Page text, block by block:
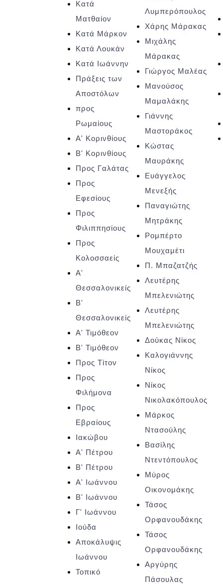
Κατά
Ματθαίον
Κατά Μάρκον
Κατά Λουκάν
Κατά Ιωάννην
Πράξεις των
Αποστόλων
προς
Ρωμαίους
Α' Κορινθίους
Β' Κορινθίους
Προς Γαλάτας
Προς
Εφεσίους
Προς
Φιλιππησίους
Προς
Κολοσσαείς
Α'
Θεσσαλονικείς
Β'
Θεσσαλονικείς
Α' Τιμόθεον
Β' Τιμόθεον
Προς Τίτον
Προς
Φιλήμονα
Προς
Εβραίους
Ιακώβου
Α' Πέτρου
Β' Πέτρου
Α' Ιωάννου
Β' Ιωάννου
Γ' Ιωάννου
Ιούδα
Αποκάλυψις
Ιωάννου
Τοπικό
Λυμπερόπουλος
Xάρης Μάρακας
Μιχάλης
Μάρακας
Γιώργος Μαλέας
Μανούσος
Μαμαλάκης
Γιάννης
Μαστοράκος
Κώστας
Μαυράκης
Ευάγγελος
Μενεξής
Παναγιώτης
Μητράκης
Ρομπέρτο
Μουχαμέτι
Π. Μπαζατζής
Λευτέρης
Μπελενιώτης
Λευτέρης
Μπελενιώτης
Δούκας Νίκος
Καλογιάννης
Νίκος
Νίκος
Νικολακόπουλος
Μάρκος
Ντασούλης
Βασίλης
Ντεντόπουλος
Μύρος
Οικονομάκης
Τάσος
Ορφανουδάκης
Τάσος
Ορφανουδάκης
Αργύρης
Πάσουλας